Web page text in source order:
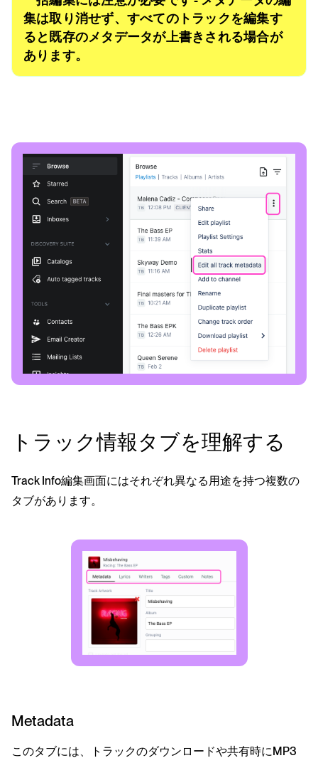
集は取り消せず、すべてのトラックを編集す
ると既存のメタデータが上書きされる場合が
あります。
トラック情報タブを理解する
Track Info編集画面にはそれぞれ異なる用途を持つ複数の
タブがあります。
Metadata
このタブには、トラックのダウンロードや共有時にMP3